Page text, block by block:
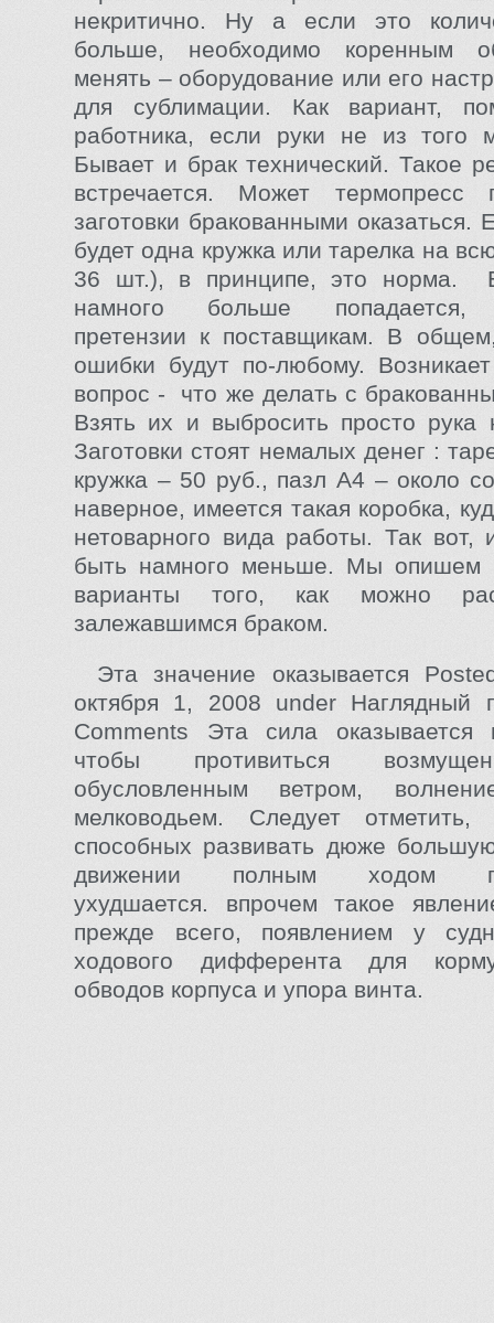
некритично. Ну а если это
больше, необходимо коренным
менять – оборудование или его
для сублимации. Как вариант,
работника, если руки не из того
Бывает и брак технический. Такое
встречается. Может термопресс
заготовки бракованными оказаться.
будет одна кружка или тарелка на
36 шт.), в принципе, это норма.
намного больше попадается,
претензии к поставщикам. В
ошибки будут по-любому.
вопрос - что же делать с
Взять их и выбросить просто рука
Заготовки стоят немалых денег :
кружка – 50 руб., пазл А4 – около
наверное, имеется такая коробка,
нетоварного вида работы. Так вот,
быть намного меньше. Мы опишем
варианты того, как можно
залежавшимся браком.
Эта значение оказывается
октября 1, 2008 under
Comments Эта сила оказывается
чтобы противиться
обусловленным ветром,
мелководьем. Следует
способных развивать дюже
движении полным ходом
ухудшается. впрочем такое
прежде всего, появлением у
ходового дифферента для
обводов корпуса и упора винта.